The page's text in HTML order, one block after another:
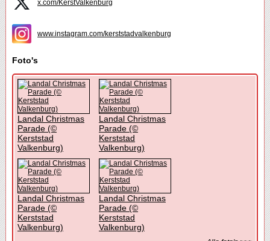
x.com/KerstValkenburg
www.instagram.com/kerststadvalkenburg
Foto's
Landal Christmas
Parade (©
Kerststad
Valkenburg)
Landal Christmas
Parade (©
Kerststad
Valkenburg)
Landal Christmas
Parade (©
Kerststad
Valkenburg)
Landal Christmas
Parade (©
Kerststad
Valkenburg)